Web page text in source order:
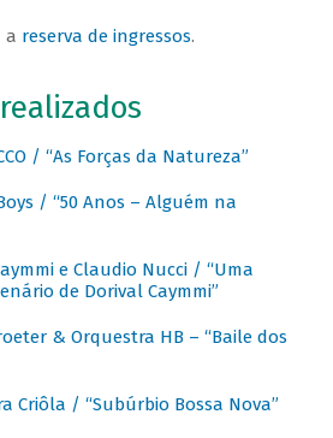
a reserva de ingressos.
/ “As Forças da Natureza”
/ “50 Anos – Alguém na
e Claudio Nucci / “Uma
de Dorival Caymmi”
& Orquestra HB – “Baile dos
Criôla / “Subúrbio Bossa Nova”